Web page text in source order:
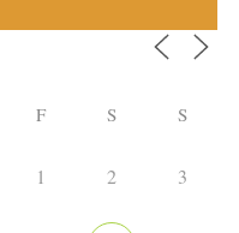
F S S
1 2 3